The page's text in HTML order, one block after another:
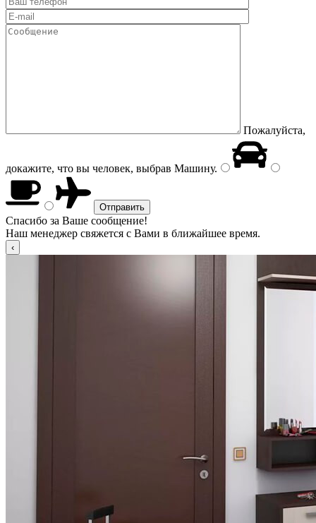
Пожалуйста,
докажите, что вы человек, выбрав Машину.
Спасибо за Ваше сообщение!
Наш менеджер свяжется с Вами в ближайшее время.